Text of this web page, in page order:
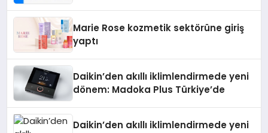
Marie Rose kozmetik sektörüne giriş
yaptı
Daikin’den akıllı iklimlendirmede yeni
dönem: Madoka Plus Türkiye’de
Daikin’den akıllı iklimlendirmede yeni